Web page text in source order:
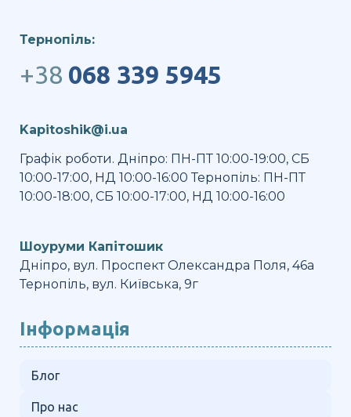
Тернопіль:
+38 068 339 5945
Kapitoshik@i.ua
Графік роботи. Дніпро: ПН-ПТ 10:00-19:00, СБ
10:00-17:00, НД 10:00-16:00 Тернопіль: ПН-ПТ
10:00-18:00, СБ 10:00-17:00, НД 10:00-16:00
Шоуруми Капітошик
Дніпро, вул. Проспект Олександра Поля, 46а
Тернопіль, вул. Київська, 9г
Інформація
Блог
Про нас